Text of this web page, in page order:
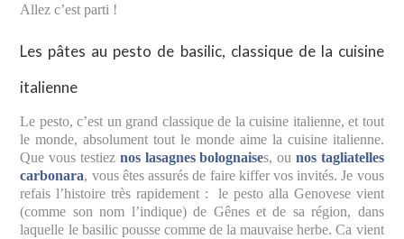
Allez c’est parti !
Les pâtes au pesto de basilic, classique de la cuisine
italienne
Le pesto, c’est un grand classique de la cuisine italienne, et tout
le monde, absolument tout le monde aime la cuisine italienne.
Que vous testiez nos lasagnes bolognaises, ou nos tagliatelles
carbonara, vous êtes assurés de faire kiffer vos invités. Je vous
refais l’histoire très rapidement : le pesto alla Genovese vient
(comme son nom l’indique) de Gênes et de sa région, dans
laquelle le basilic pousse comme de la mauvaise herbe. Ca vient